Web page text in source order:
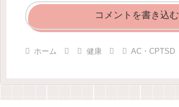
コメントを書き込む
ホーム 健康 AC・CPTSD